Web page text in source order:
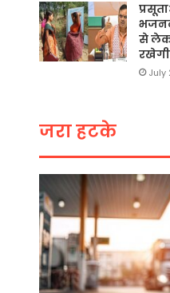
से
July
जरा हटके